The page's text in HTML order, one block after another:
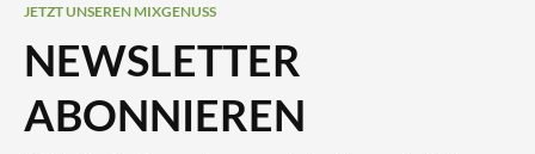
JETZT UNSEREN MIXGENUSS
NEWSLETTER
ABONNIEREN